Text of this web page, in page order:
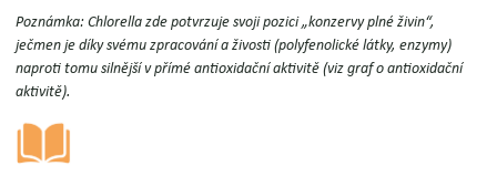
Poznámka:Chlorella zde potvrzuje svoji pozici „konzervy plné živin“,
ječmen je díky svému zpracování a živosti (polyfenolické látky, enzymy)
naproti tomu silnější v přímé antioxidační aktivitě (viz graf o antioxidační
aktivitě).